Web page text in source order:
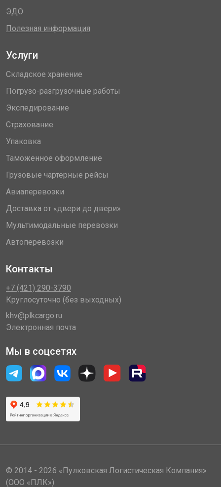
ЭДО
Полезная информация
Услуги
Складское хранение
Погрузо-разгрузочные работы
Экспедирование
Страхование
Упаковка
Таможенное оформление
Грузовые чартерные рейсы
Авиаперевозки
Доставка от «двери до двери»
Мультимодальные перевозки
Автоперевозки
Контакты
+7 (421) 290-3790
Круглосуточно (без выходных)
khv@plkcargo.ru
Электронная почта
Мы в соцсетях
© 2014 - 2026 «Пулковская Логистическая Компания»
(ООО «ПЛК»)